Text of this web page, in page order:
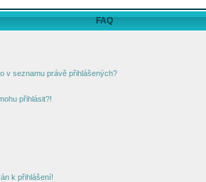
FAQ
v seznamu právě přihlášených?
přihlásit?!
k přihlášení!